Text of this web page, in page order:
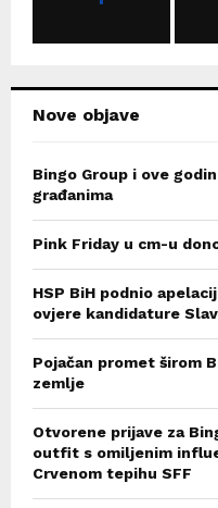
Nove objave
Bingo Group i ove
građanima
Pink Friday u cm-u
HSP BiH podnio
ovjere kandidature
Pojačan promet širom
zemlje
Otvorene prijave za
outfit s omiljenim
Crvenom tepihu SFF